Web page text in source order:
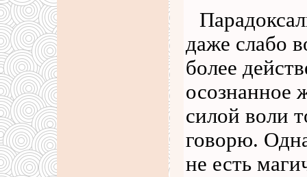
даже слабо
более
осознанное
силой воли
говорю.
не есть